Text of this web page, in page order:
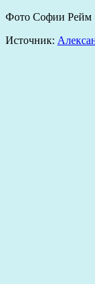
Фото Софии Рейм
Источник: